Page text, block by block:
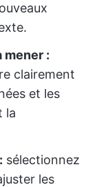
mener :
clairement
et les
la
sélectionnez
les